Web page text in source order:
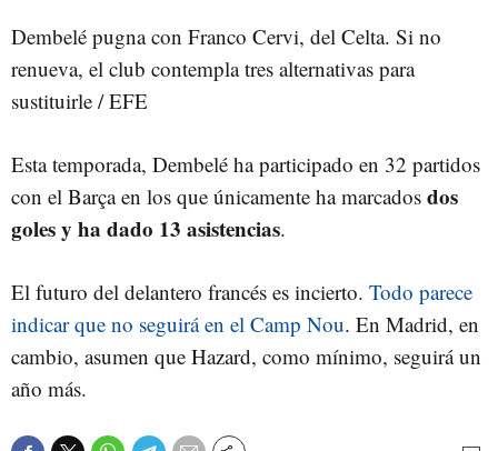
Dembelé pugna con Franco Cervi, del Celta. Si no
renueva, el club contempla tres alternativas para
sustituirle / EFE
Esta temporada, Dembelé ha participado en 32 partidos
con el Barça en los que únicamente ha marcados dos
goles y ha dado 13 asistencias.
El futuro del delantero francés es incierto. Todo parece
indicar que no seguirá en el Camp Nou. En Madrid, en
cambio, asumen que Hazard, como mínimo, seguirá un
año más.